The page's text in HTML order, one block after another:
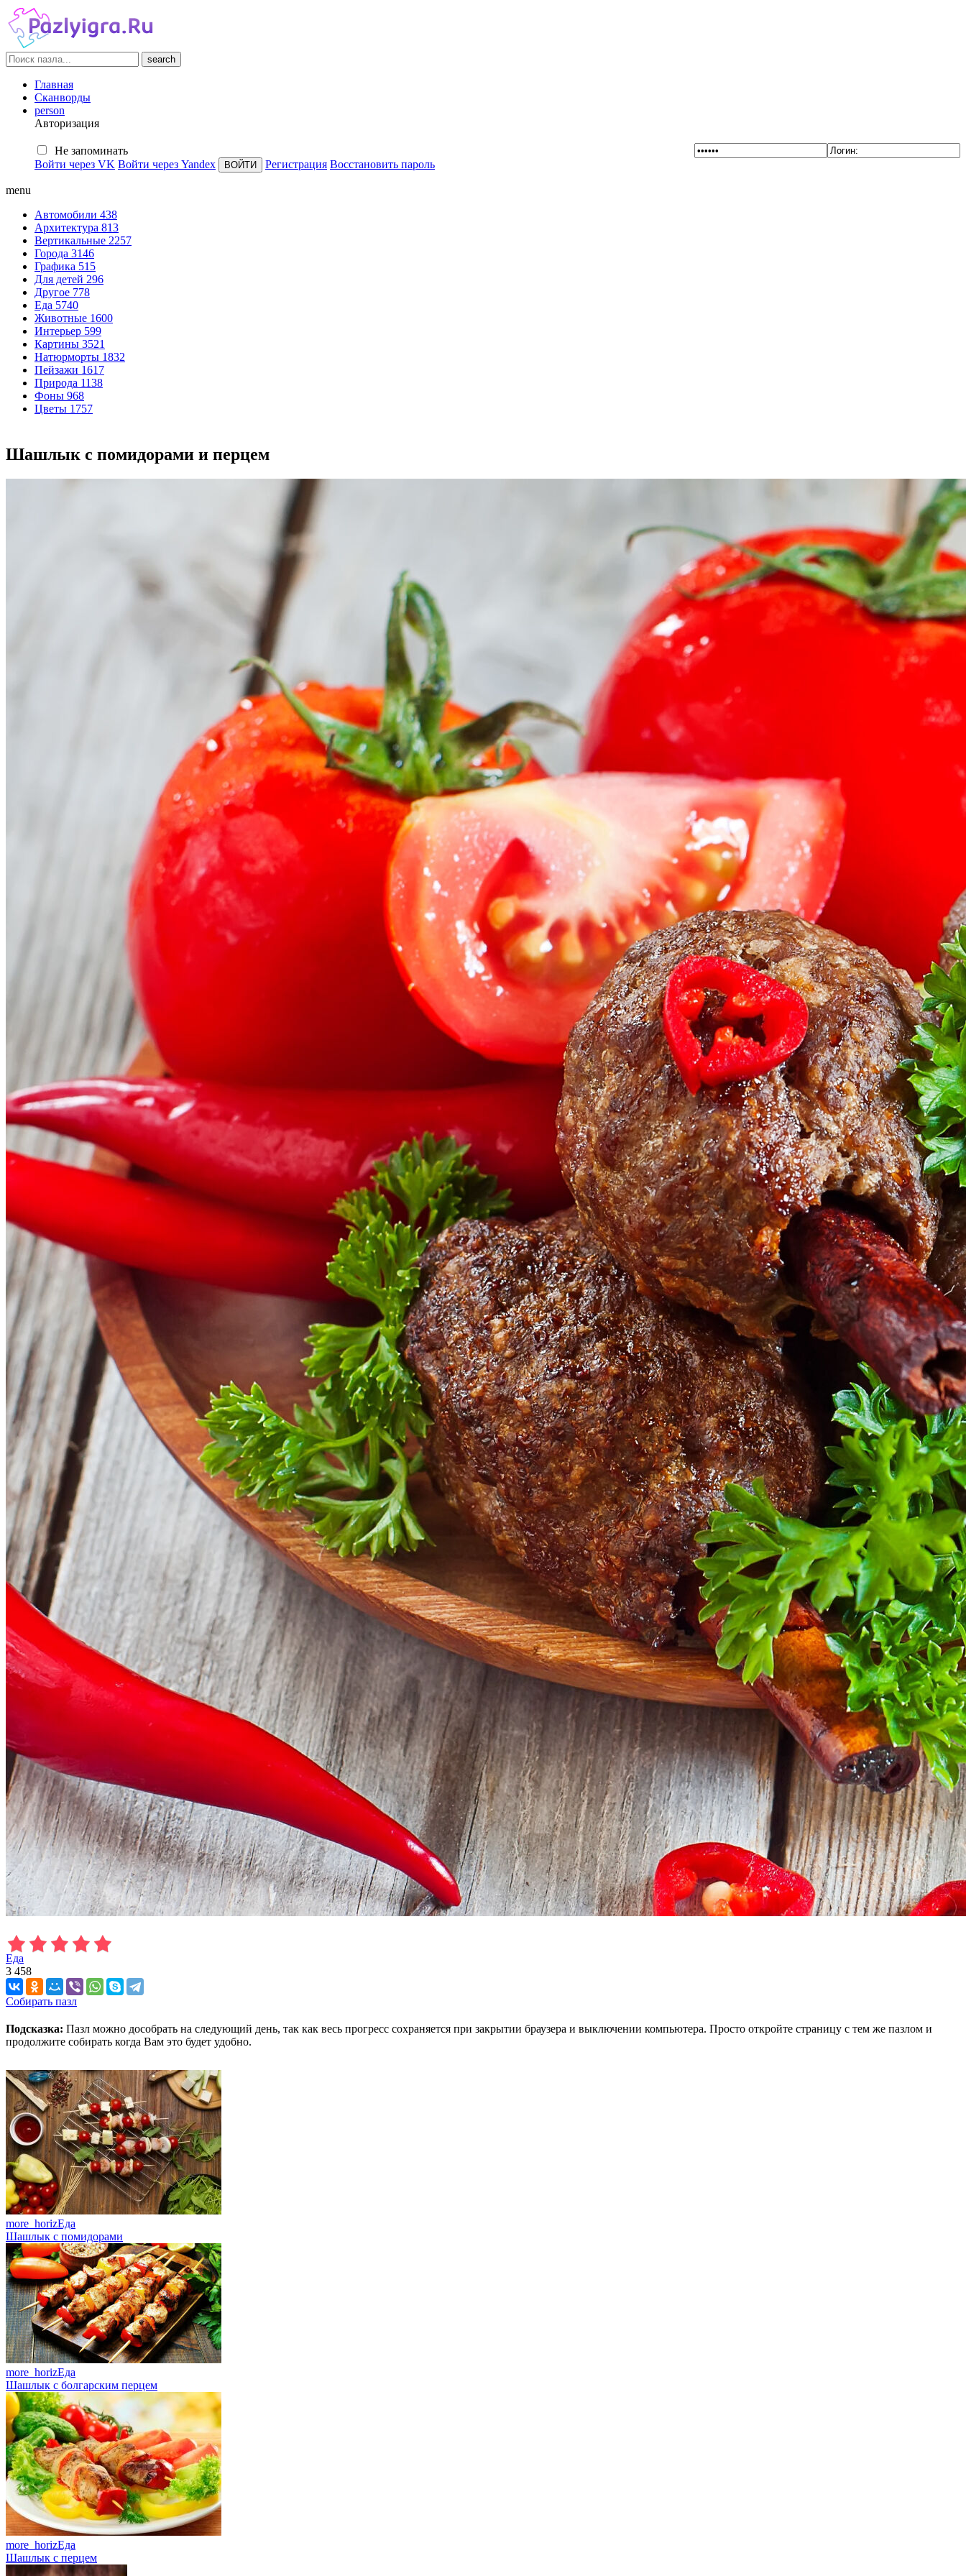
search
Главная
Сканворды
person
Авторизация
Не запоминать
Войти через VK Войти через Yandex Регистрация Восстановить пароль
menu
Автомобили 438
Архитектура 813
Вертикальные 2257
Города 3146
Графика 515
Для детей 296
Другое 778
Еда 5740
Животные 1600
Интерьер 599
Картины 3521
Натюрморты 1832
Пейзажи 1617
Природа 1138
Фоны 968
Цветы 1757
Шашлык с помидорами и перцем
Еда
3 458
Собирать пазл
Подсказка: Пазл можно дособрать на следующий день, так как весь прогресс сохраняется при закрытии браузера и выключении компьютера. Просто откройте страницу с тем же пазлом и
продолжите собирать когда Вам это будет удобно.
more_horizЕда
Шашлык с помидорами
more_horizЕда
Шашлык с болгарским перцем
more_horizЕда
Шашлык с перцем